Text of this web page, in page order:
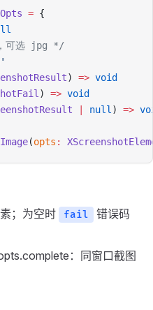
= {
可选 jpg */
) => void
) => void
null ) =>
(opts :
；为空时 fail 错误码
：同窗口截图